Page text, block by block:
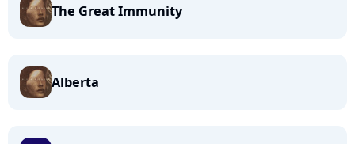
The Great Immunity
Alberta